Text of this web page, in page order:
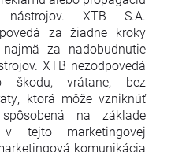
nástrojov. XTB S.A.
za žiadne kroky
za nadobudnutie
XTB nezodpovedá
vrátane, bez
ktorá môže vzniknúť
na základe
v tejto marketingovej
komunikácia